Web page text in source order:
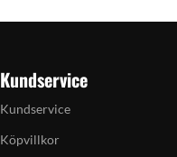
Kundservice
Kundservice
Köpvillkor